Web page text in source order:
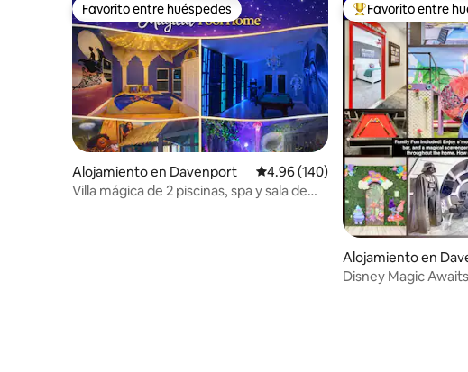
Favorito entre huéspedes
Favorito entre huéspedes
Alojamiento en Davenport Calificación promedio: 4.96 de 5,
4.96 (140)
Villa mágica de 2 piscinas, spa y sala de
Favorito entre
Favorito entre
Alojamiento en
Disney Magic